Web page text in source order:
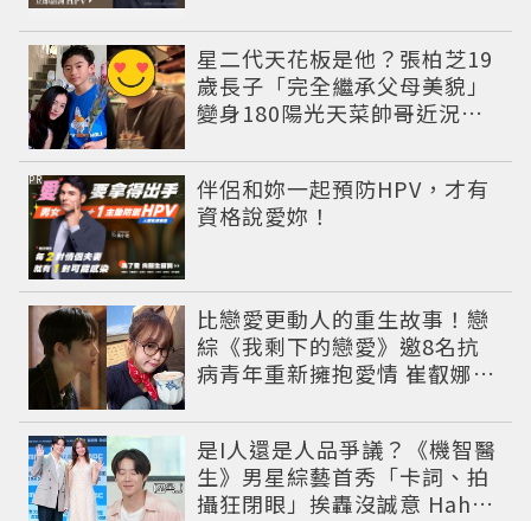
星二代天花板是他？張柏芝19
歲長子「完全繼承父母美貌」
變身180陽光天菜帥哥近況曝
伴侶和妳一起預防HPV，才有
資格說愛妳！
PR
比戀愛更動人的重生故事！戀
綜《我剩下的戀愛》邀8名抗
病青年重新擁抱愛情 崔叡娜淚
是I人還是人品爭議？《機智醫
生》男星綜藝首秀「卡詞、拍
攝狂閉眼」挨轟沒誠意 Haha